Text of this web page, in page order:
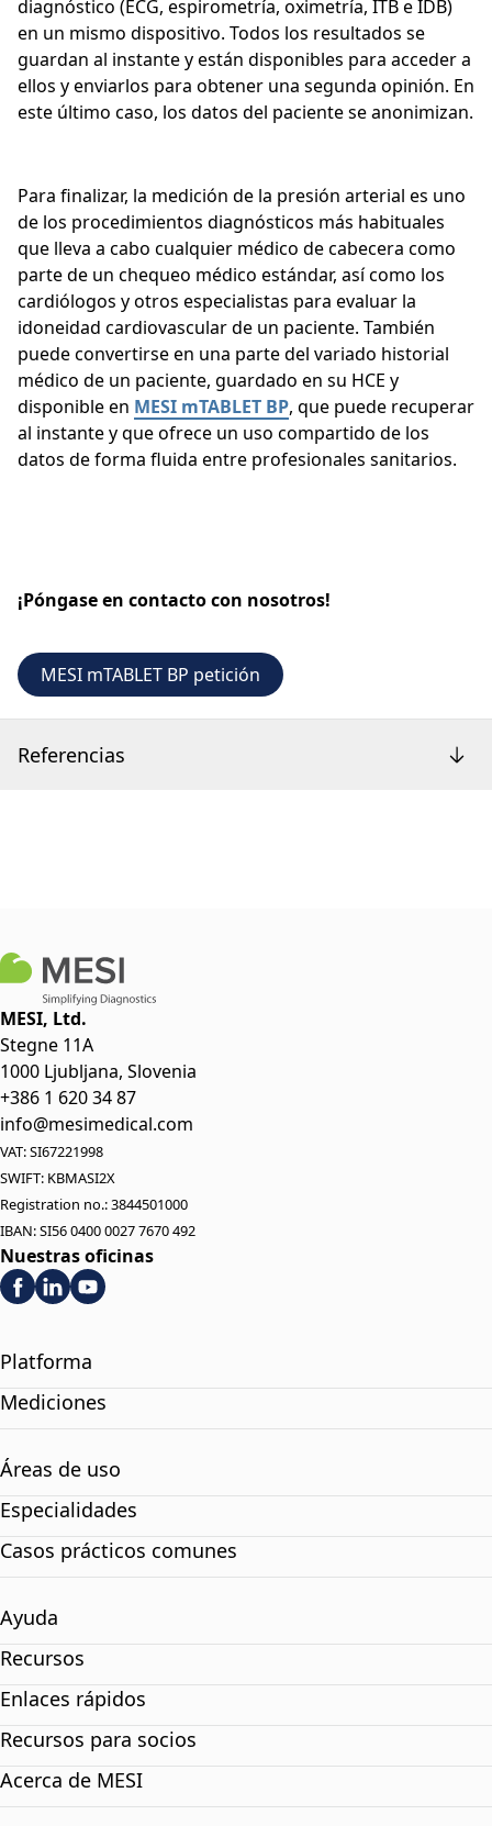
diagnóstico (ECG, espirometría, oximetría, ITB e IDB)
en un mismo dispositivo. Todos los resultados se
guardan al instante y están disponibles para acceder a
ellos y enviarlos para obtener una segunda opinión. En
este último caso, los datos del paciente se anonimizan.
Para finalizar, la medición de la presión arterial es uno
de los procedimientos diagnósticos más habituales
que lleva a cabo cualquier médico de cabecera como
parte de un chequeo médico estándar, así como los
cardiólogos y otros especialistas para evaluar la
idoneidad cardiovascular de un paciente. También
puede convertirse en una parte del variado historial
médico de un paciente, guardado en su HCE y
disponible en MESI mTABLET BP, que puede recuperar
al instante y que ofrece un uso compartido de los
datos de forma fluida entre profesionales sanitarios.
¡Póngase en contacto con nosotros!
MESI mTABLET BP petición
Referencias
MESI, Ltd.
Stegne 11A
1000 Ljubljana, Slovenia
+386 1 620 34 87
info@mesimedical.com
VAT: SI67221998
SWIFT: KBMASI2X
Registration no.: 3844501000
IBAN: SI56 0400 0027 7670 492
Nuestras oficinas
Platforma
Mediciones
Áreas de uso
Especialidades
Casos prácticos comunes
Ayuda
Recursos
Enlaces rápidos
Recursos para socios
Acerca de MESI